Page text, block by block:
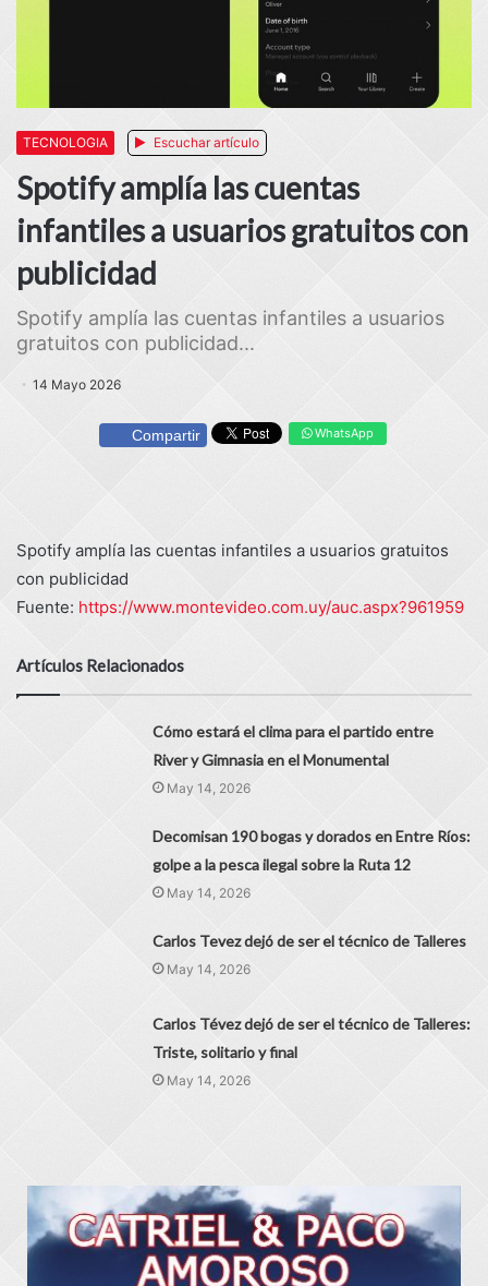
TECNOLOGIA Escuchar artículo
Spotify amplía las cuentas
infantiles a usuarios gratuitos con
publicidad
Spotify amplía las cuentas infantiles a usuarios
gratuitos con publicidad...
14 Mayo 2026
Compartir WhatsApp
Spotify amplía las cuentas infantiles a usuarios gratuitos
con publicidad
Fuente: https://www.montevideo.com.uy/auc.aspx?961959
Artículos Relacionados
Cómo estará el clima para el partido entre
River y Gimnasia en el Monumental
May 14, 2026
Decomisan 190 bogas y dorados en Entre Ríos:
golpe a la pesca ilegal sobre la Ruta 12
May 14, 2026
Carlos Tevez dejó de ser el técnico de Talleres
May 14, 2026
Carlos Tévez dejó de ser el técnico de Talleres:
Triste, solitario y final
May 14, 2026